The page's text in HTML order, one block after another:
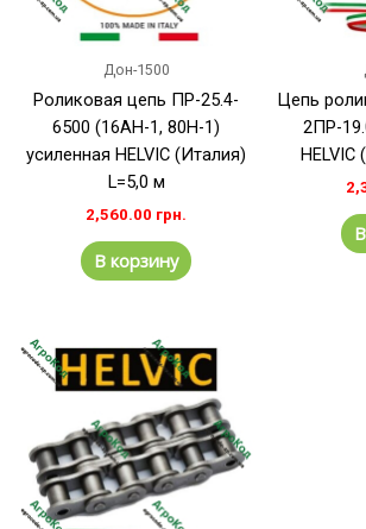
Дон-1500
Роликовая цепь ПР-25.4-
6500 (16АH-1, 80H-1)
усиленная HELVIC (Италия)
L=5,0 м
2,560.00 грн.
В корзину
Цепь
2ПР-
HELVIC